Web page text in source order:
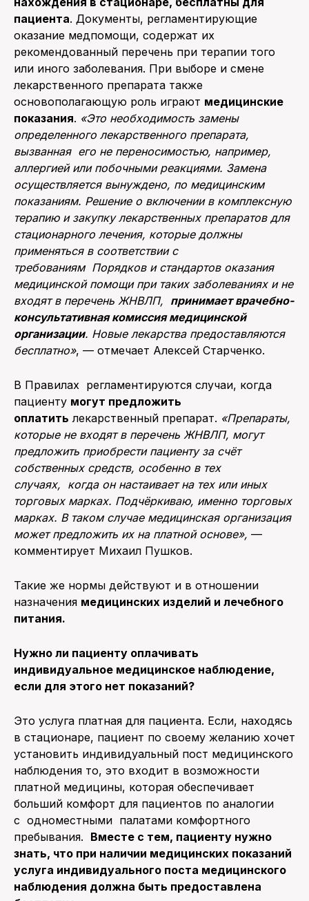
пациента. Документы, регламентирующие
оказание медпомощи, содержат их
рекомендованный перечень при терапии того
или иного заболевания. При выборе и смене
лекарственного препарата также
основополагающую роль играют медицинские
показания. «Это необходимость замены
определенного лекарственного препарата,
вызванная его не переносимостью, например,
аллергией или побочными реакциями. Замена
осуществляется вынуждено, по медицинским
показаниям. Решение о включении в комплексную
терапию и закупку лекарственных препаратов для
стационарного лечения, которые должны
применяться в соответствии с
требованиям Порядков и стандартов оказания
медицинской помощи при таких заболеваниях и не
входят в перечень ЖНВЛП, принимает врачебно-
консультативная комиссия медицинской
организации. Новые лекарства предоставляются
бесплатно», — отмечает Алексей Старченко.
В Правилах регламентируются случаи, когда
пациенту могут предложить
оплатить лекарственный препарат. «Препараты,
которые не входят в перечень ЖНВЛП, могут
предложить приобрести пациенту за счёт
собственных средств, особенно в тех
случаях, когда он настаивает на тех или иных
торговых марках. Подчёркиваю, именно торговых
марках. В таком случае медицинская организация
может предложить их на платной основе», —
комментирует Михаил Пушков.
Такие же нормы действуют и в отношении
назначения медицинских изделий и лечебного
питания.
Нужно ли пациенту оплачивать
индивидуальное медицинское наблюдение,
если для этого нет показаний?
Это услуга платная для пациента. Если, находясь
в стационаре, пациент по своему желанию хочет
установить индивидуальный пост медицинского
наблюдения то, это входит в возможности
платной медицины, которая обеспечивает
больший комфорт для пациентов по аналогии
с одноместными палатами комфортного
пребывания. Вместе с тем, пациенту нужно
знать, что при наличии медицинских показаний
услуга индивидуального поста медицинского
наблюдения должна быть предоставлена